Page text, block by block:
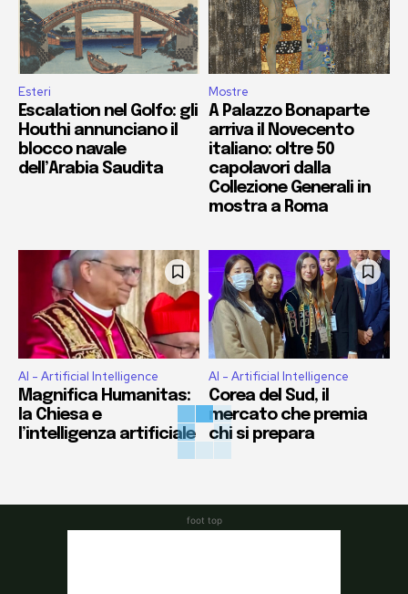
Esteri
Escalation nel Golfo: gli
Houthi annunciano il
blocco navale
dell’Arabia Saudita
Mostre
A Palazzo Bonaparte
arriva il Novecento
italiano: oltre 50
capolavori dalla
Collezione Generali in
mostra a Roma
AI - Artificial Intelligence
Magnifica Humanitas:
la Chiesa e
l’intelligenza artificiale
AI - Artificial Intelligence
Corea del Sud, il
mercato che premia
chi si prepara
foot top